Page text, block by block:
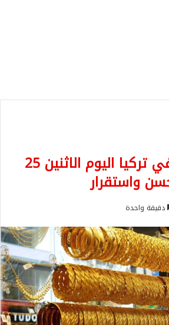
أسعار الذهب في تركيا اليوم الاثنين 25
دقيقة واحدة